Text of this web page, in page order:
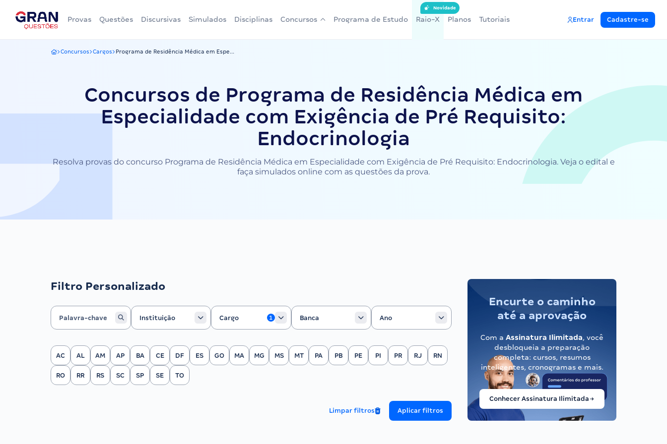
Provas Questões Discursivas Simulados Disciplinas Concursos Programa de Estudo Raio-X
Novidade
Planos Tutoriais Entrar Cadastre-se
Gran Questões
Concursos Cargos Programa de Residência Médica em Espe...
Concursos de Programa de Residência Médica em
Especialidade com Exigência de Pré Requisito:
Endocrinologia
Resolva provas do concurso Programa de Residência Médica em Especialidade com Exigência de Pré Requisito: Endocrinologia. Veja o edital e
faça simulados online com as questões da prova.
Filtro Personalizado
Instituição
Instituição
Cargo
Cargo
1
Banca
Banca
Ano
Ano
Filtrar por Estado
AC AL AM AP BA CE DF ES GO MA MG MS MT PA PB PE PI PR RJ RN
RO RR RS SC SP SE TO
Limpar filtros Aplicar filtros
Encurte o caminho
até a aprovação
Com a Assinatura Ilimitada, você
desbloqueia a preparação
completa: cursos, resumos
inteligentes, cronogramas e mais.
Conhecer Assinatura Ilimitada